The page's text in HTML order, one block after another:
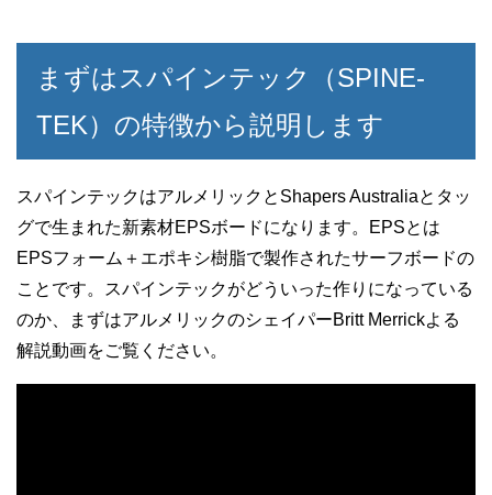
まずはスパインテック（SPINE-
TEK）の特徴から説明します
スパインテックはアルメリックとShapers Australiaとタッ
グで生まれた新素材EPSボードになります。EPSとは
EPSフォーム＋エポキシ樹脂で製作されたサーフボードの
ことです。スパインテックがどういった作りになっている
のか、まずはアルメリックのシェイパーBritt Merrickよる
解説動画をご覧ください。